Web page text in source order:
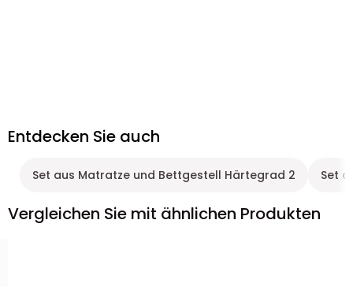
Entdecken Sie auch
Set aus Matratze und Bettgestell Härtegrad 2 Set
Vergleichen Sie mit ähnlichen Produkten